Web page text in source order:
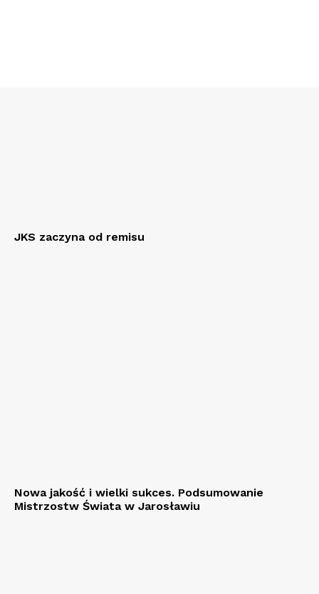
JKS zaczyna od remisu
Nowa jakość i wielki sukces. Podsumowanie
Mistrzostw Świata w Jarosławiu